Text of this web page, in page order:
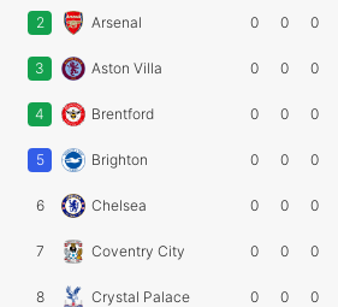
2 Arsenal 0 0 0
3 Aston Villa 0 0 0
4 Brentford 0 0 0
5 Brighton 0 0 0
6 Chelsea 0 0 0
7 Coventry City 0 0 0
8 Crystal Palace 0 0 0